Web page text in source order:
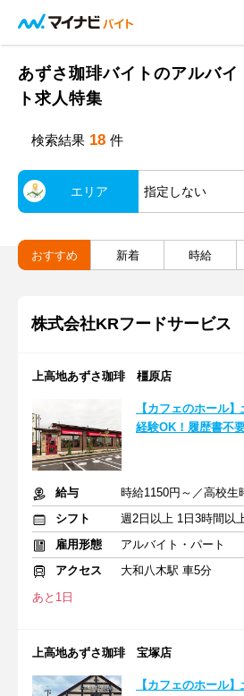
あずさ珈琲バイトのアルバ
ト求人特集
検索結果 18 件
エリア 指定しない
おすすめ 新着 時給
株式会社KRフードサービス
上高地あずさ珈琲 橿原店
【カフェのホール
経験OK！履歴書不
給与
時給1150円～／高校生
シフト
雇用形態
アルバイト・パート
アクセス
大和八木駅 車5分
あと1日
上高地あずさ珈琲 宝塚店
【カフェのホール